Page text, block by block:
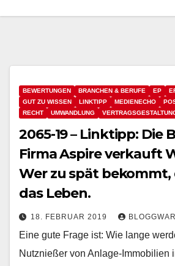
BEWERTUNGEN BRANCHEN & BERUFE EP
GUT ZU WISSEN
LINKTIPP MEDIENECHO
RECHT
UMWANDLUNG
2065-19 – Linktipp: Die
Firma Aspire verkauft
Wer zu spät
das Leben.
18. FEBRUAR 2019
Eine gute Frage ist: Wie lange
Nutznießer von Anlage-Immobilien